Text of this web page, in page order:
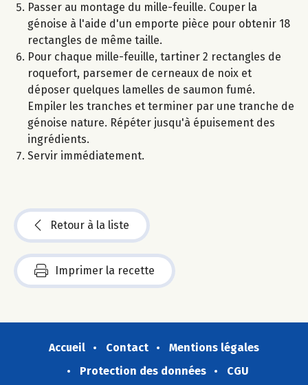
Passer au montage du mille-feuille. Couper la
génoise à l'aide d'un emporte pièce pour obtenir 18
rectangles de même taille.
Pour chaque mille-feuille, tartiner 2 rectangles de
roquefort, parsemer de cerneaux de noix et
déposer quelques lamelles de saumon fumé.
Empiler les tranches et terminer par une tranche de
génoise nature. Répéter jusqu'à épuisement des
ingrédients.
Servir immédiatement.
Retour à la liste
Imprimer la recette
Accueil Contact
Mentions légales
Protection des données
CGU